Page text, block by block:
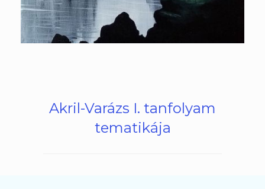
Akril-Varázs I. tanfolyam
tematikája